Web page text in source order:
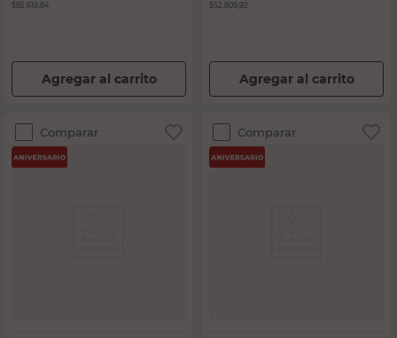
$85.619,84
Agregar al carrito
$52.809,92
Agregar al carrito
Comparar Comparar